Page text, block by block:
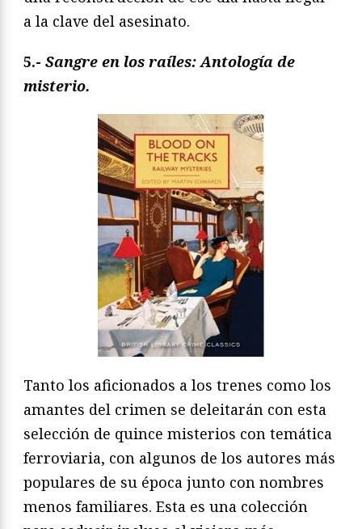
a la clave del asesinato.
5.- Sangre en los raíles: Antología de
misterio.
Tanto los aficionados a los trenes como los
amantes del crimen se deleitarán con esta
selección de quince misterios con temática
ferroviaria, con algunos de los autores más
populares de su época junto con nombres
menos familiares. Esta es una colección